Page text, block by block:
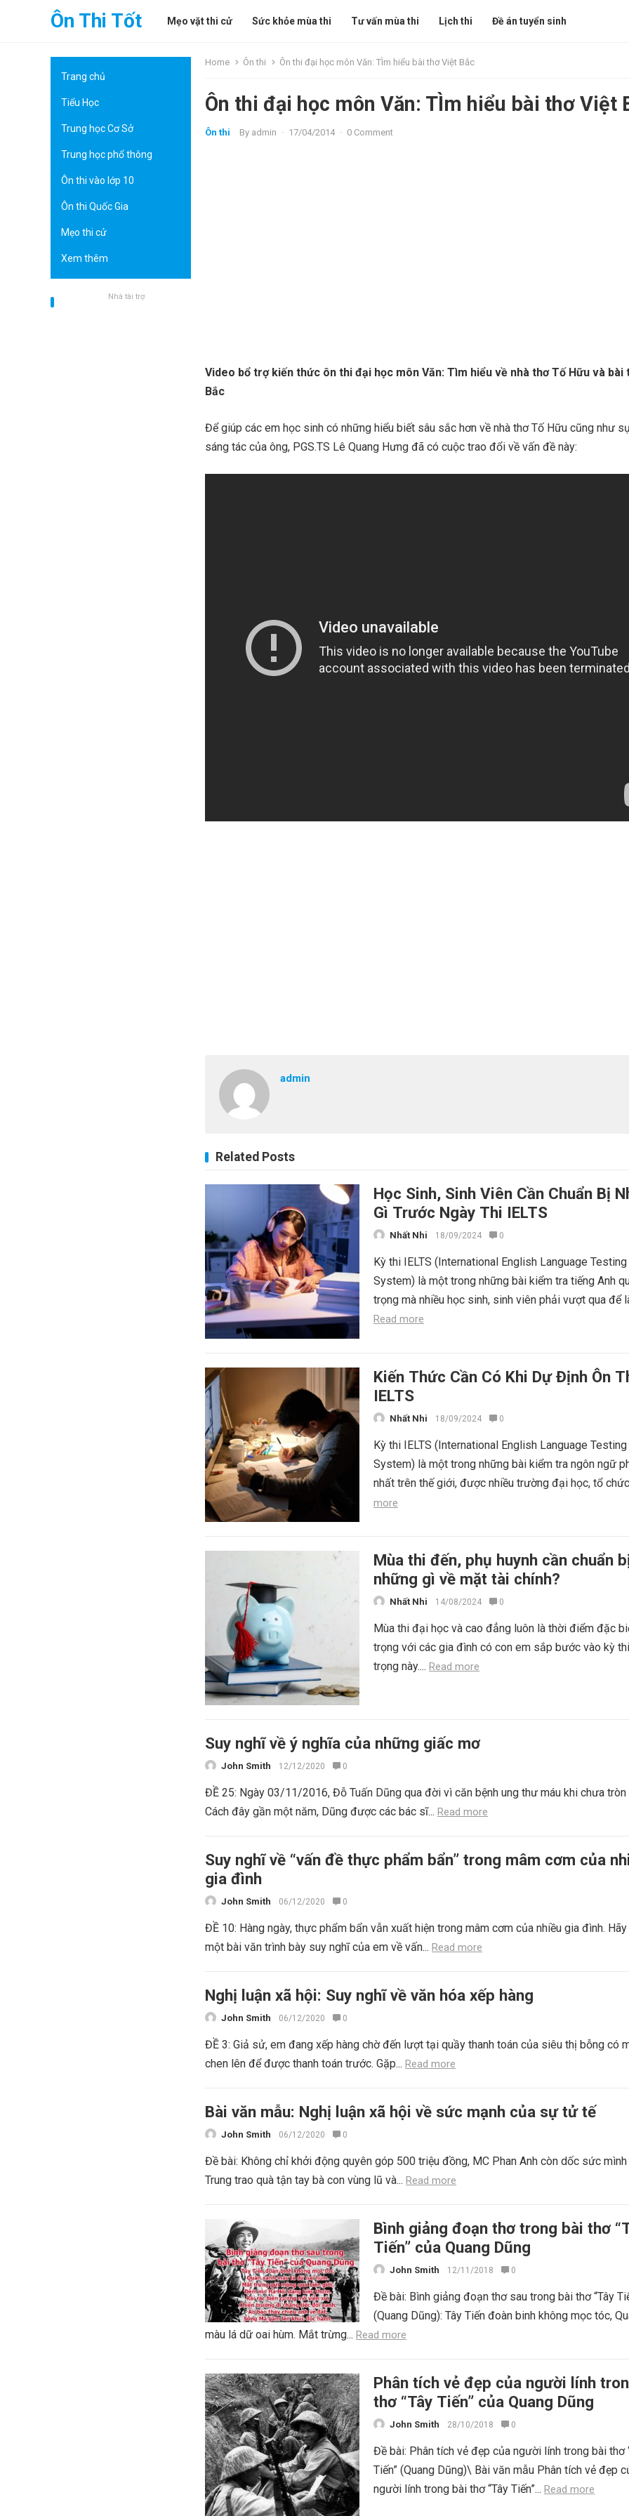
Ôn Thi Tốt Mẹo vặt thi cử Sức khỏe mùa thi Tư vấn mùa thi Lịch thi Đề án tuyển sinh
Trang chủ
Tiểu Học
Trung học Cơ Sở
Trung học phổ thông
Ôn thi vào lớp 10
Ôn thi Quốc Gia
Mẹo thi cử
Xem thêm
Nhà tài trợ
Home Ôn thi Ôn thi đại học môn Văn: TÌm hiểu bài thơ Việt Bắc
Ôn thi đại học môn Văn: TÌm hiểu bài thơ Việt
Ôn thi By admin · 17/04/2014 · 0 Comment
Video bổ trợ kiến thức ôn thi đại học môn Văn: Tìm hiểu về nhà thơ Tố Hữu và bài
Bắc
Để giúp các em học sinh có những hiểu biết sâu sắc hơn về nhà thơ Tố Hữu cũng như
sáng tác của ông, PGS.TS Lê Quang Hưng đã có cuộc trao đổi về vấn đề này:
admin
Related Posts
Học Sinh, Sinh Viên Cần Chuẩn Bị
Gì Trước Ngày Thi IELTS
Nhất Nhi 18/09/2024 0
Kỳ thi IELTS (International English Language Testing
System) là một trong những bài kiểm tra tiếng Anh
trọng mà nhiều học sinh, sinh viên phải vượt qua để
Read more
Kiến Thức Cần Có Khi Dự Định Ôn
IELTS
Nhất Nhi 18/09/2024 0
Kỳ thi IELTS (International English Language Testing
System) là một trong những bài kiểm tra ngôn ngữ
nhất trên thế giới, được nhiều trường đại học, tổ
more
Mùa thi đến, phụ huynh cần chuẩn
những gì về mặt tài chính?
Nhất Nhi 14/08/2024 0
Mùa thi đại học và cao đẳng luôn là thời điểm đặc
trọng với các gia đình có con em sắp bước vào kỳ
trọng này.... Read more
Suy nghĩ về ý nghĩa của những giấc mơ
John Smith 12/12/2020 0
ĐỀ 25: Ngày 03/11/2016, Đỗ Tuấn Dũng qua đời vì căn bệnh ung thư máu khi chưa tròn
Cách đây gần một năm, Dũng được các bác sĩ... Read more
Suy nghĩ về “vấn đề thực phẩm bẩn” trong mâm cơm của
gia đình
John Smith 06/12/2020 0
ĐỀ 10: Hàng ngày, thực phẩm bẩn vẫn xuất hiện trong mâm cơm của nhiều gia đình.
một bài văn trình bày suy nghĩ của em về vấn... Read more
Nghị luận xã hội: Suy nghĩ về văn hóa xếp hàng
John Smith 06/12/2020 0
ĐỀ 3: Giả sử, em đang xếp hàng chờ đến lượt tại quầy thanh toán của siêu thị bỗng có
chen lên để được thanh toán trước. Gặp... Read more
Bài văn mẫu: Nghị luận xã hội về sức mạnh của sự tử tế
John Smith 06/12/2020 0
Đề bài: Không chỉ khởi động quyên góp 500 triệu đồng, MC Phan Anh còn dốc sức mình
Trung trao quà tận tay bà con vùng lũ và... Read more
Bình giảng đoạn thơ trong bài thơ
Tiến” của Quang Dũng
John Smith 12/11/2018 0
Đề bài: Bình giảng đoạn thơ sau trong bài thơ “Tây
(Quang Dũng): Tây Tiến đoàn binh không mọc tóc,
màu lá dữ oai hùm. Mắt trừng... Read more
Phân tích vẻ đẹp của người lính
thơ “Tây Tiến” của Quang Dũng
John Smith 28/10/2018 0
Đề bài: Phân tích vẻ đẹp của người lính trong bài thơ
Tiến” (Quang Dũng)\ Bài văn mẫu Phân tích vẻ đẹp
người lính trong bài thơ “Tây Tiến”... Read more